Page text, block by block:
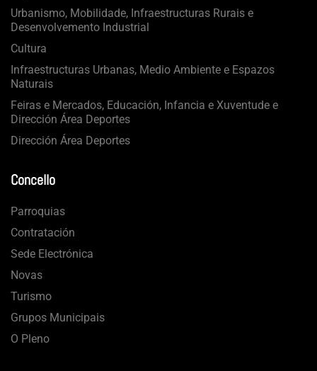
Urbanismo, Mobilidade, Infraestructuras Rurais e
Desenvolvemento Industrial
Cultura
Infraestructuras Urbanas, Medio Ambiente e Espazos
Naturais
Feiras e Mercados, Educación, Infancia e Xuventude e
Dirección Área Deportes
Dirección Área Deportes
Concello
Parroquias
Contratación
Sede Electrónica
Novas
Turismo
Grupos Municipais
O Pleno